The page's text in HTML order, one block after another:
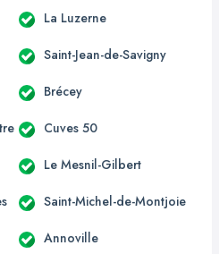
La Luzerne
Saint-Jean-de-Savigny
Brécey
Cuves 50
Le Mesnil-Gilbert
Saint-Michel-de-Montjoie
Annoville